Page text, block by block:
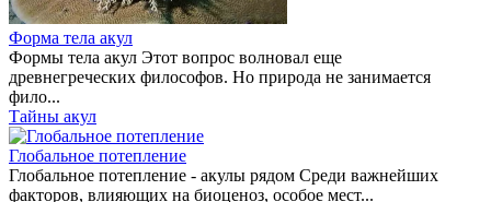
Форма тела акул
Формы тела акул Этот вопрос волновал еще
древнегреческих философов. Но природа не занимается
фило...
Тайны акул
Глобальное потепление
Глобальное потепление - акулы рядом Среди важнейших
факторов, влияющих на биоценоз, особое мест...